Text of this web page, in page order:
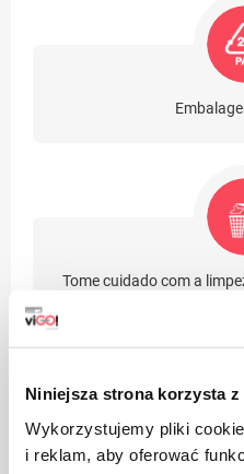
Niniejsza strona korzysta
Wykorzystujemy pliki
i reklam, aby oferować
Tome cuidado com a